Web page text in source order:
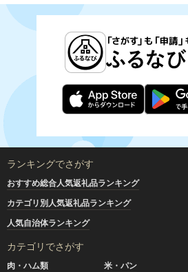
ランキングでさがす
おすすめ総合人気返礼品ランキング
カテゴリ別人気返礼品ランキング
人気自治体ランキング
カテゴリでさがす
肉・ハム類 米・パン